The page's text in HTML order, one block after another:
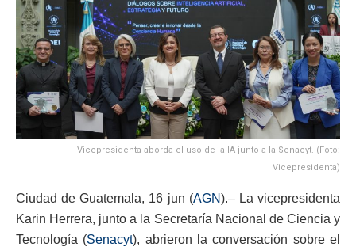
Vicepresidenta aborda el uso de la IA junto a la Senacyt. (Foto:
Vicepresidenta)
Ciudad de Guatemala, 16 jun (AGN).– La vicepresidenta
Karin Herrera, junto a la Secretaría Nacional de Ciencia y
Tecnología (Senacyt), abrieron la conversación sobre el